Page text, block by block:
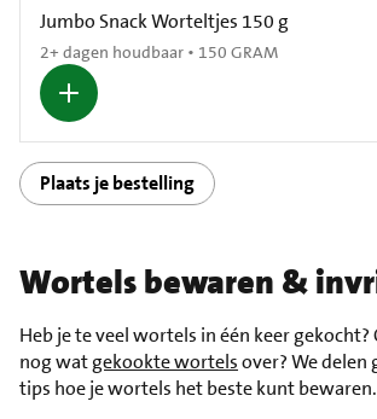
Jumbo Snack Worteltjes 150 g
2+ dagen houdbaar • 150 GRAM
Plaats je bestelling
Wortels bewaren &
Heb je te veel wortels in één keer
nog watgekookte wortelsover? We delen
tips hoe je wortels het beste kunt bewaren.